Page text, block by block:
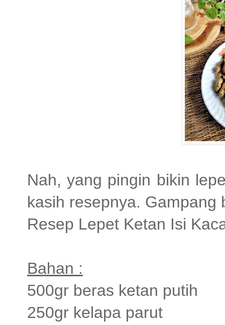
Nah, yang pingin bikin
kasih resepnya. Gampang
Resep Lepet Ketan Isi
Bahan :
500gr beras ketan putih
250gr kelapa parut